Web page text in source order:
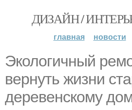
ДИЗАЙН /
главная новости
Экологичный
вернуть жизни
деревенскому